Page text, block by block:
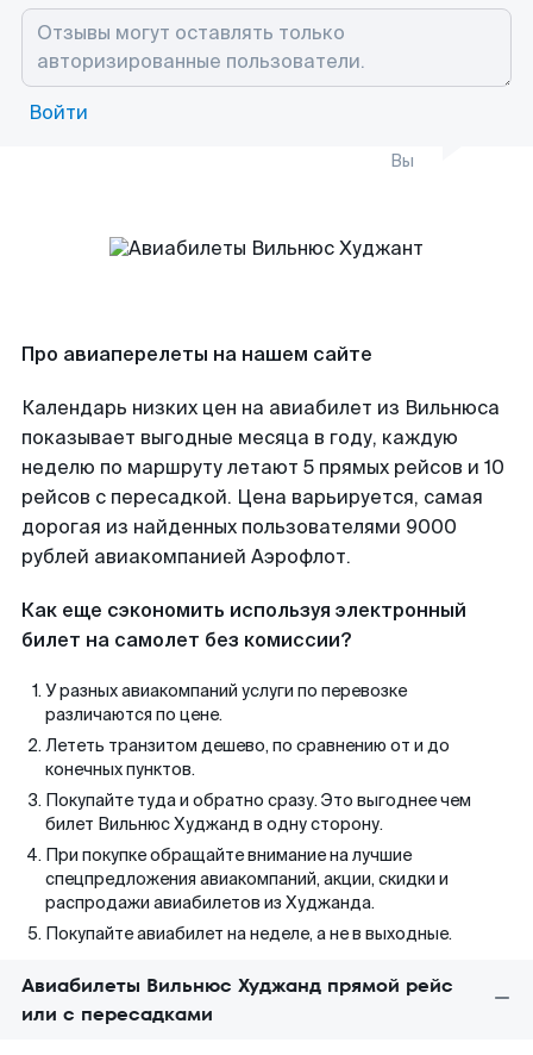
Войти
Вы
Про авиаперелеты на нашем сайте
Календарь низких цен на авиабилет из Вильнюса
показывает выгодные месяца в году, каждую
неделю по маршруту летают 5 прямых рейсов и 10
рейсов с пересадкой. Цена варьируется, самая
дорогая из найденных пользователями 9000
рублей авиакомпанией Аэрофлот.
Как еще сэкономить используя электронный
билет на самолет без комиссии?
У разных авиакомпаний услуги по перевозке
различаются по цене.
Лететь транзитом дешево, по сравнению от и до
конечных пунктов.
Покупайте туда и обратно сразу. Это выгоднее чем
билет Вильнюс Худжанд в одну сторону.
При покупке обращайте внимание на лучшие
спецпредложения авиакомпаний, акции, скидки и
распродажи авиабилетов из Худжанда.
Покупайте авиабилет на неделе, а не в выходные.
Авиабилеты Вильнюс Худжанд прямой рейс
или с пересадками